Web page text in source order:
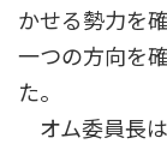
かせる勢力を
一つの方向を
た。
オム委員長